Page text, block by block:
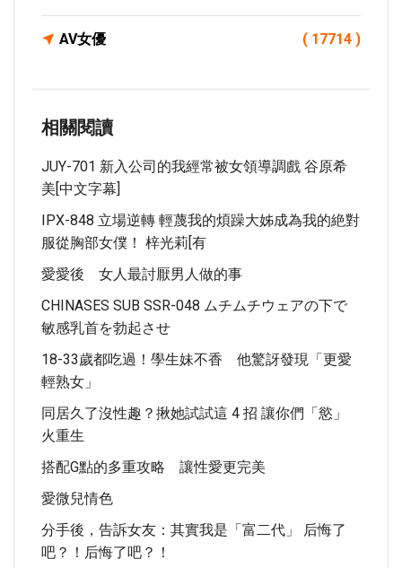
AV女優 ( 17714 )
相關閱讀
JUY-701 新入公司的我經常被女領導調戲 谷原希
美[中文字幕]
IPX-848 立場逆轉 輕蔑我的煩躁大姊成為我的絶對
服從胸部女僕！ 梓光莉[有
愛愛後 女人最討厭男人做的事
CHINASES SUB SSR-048 ムチムチウェアの下で
敏感乳首を勃起させ
18-33歲都吃過！學生妹不香 他驚訝發現「更愛
輕熟女」
同居久了沒性趣？揪她試試這 4 招 讓你們「慾」
火重生
搭配G點的多重攻略 讓性愛更完美
愛微兒情色
分手後，告訴女友：其實我是「富二代」 后悔了
吧？！后悔了吧？！